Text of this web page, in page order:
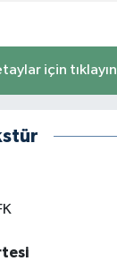
için tıklayın